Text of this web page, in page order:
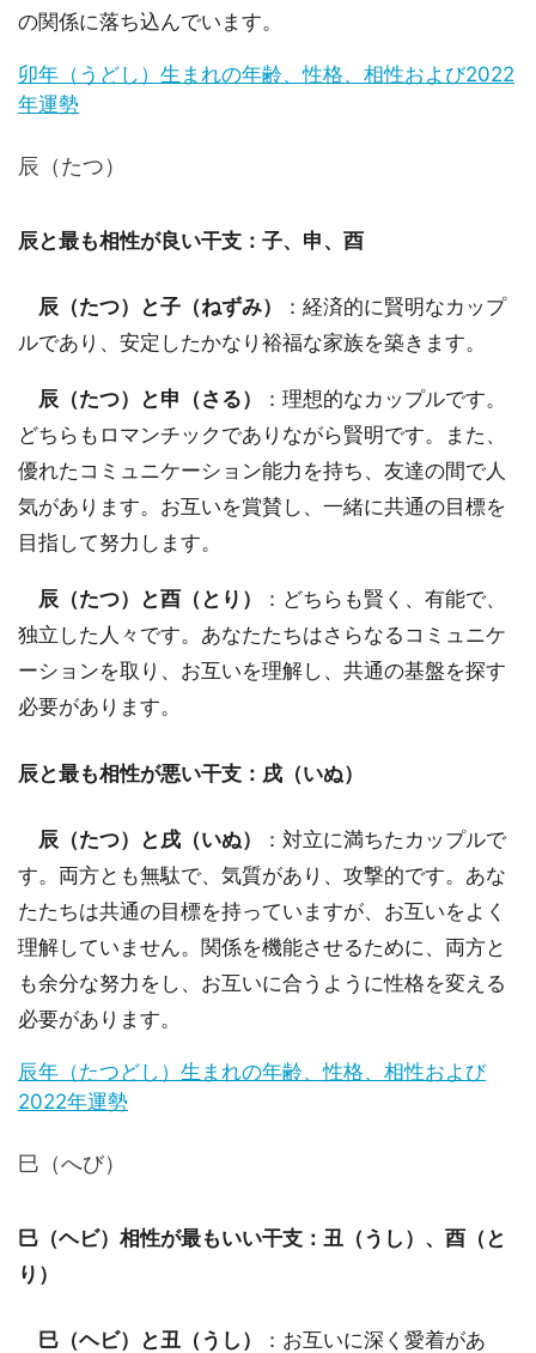
の関係に落ち込んでいます。
卯年（うどし）生まれの年齢、性格、相性および2022
年運勢
辰（たつ）
辰と最も相性が良い干支：子、申、酉
辰（たつ）と子（ねずみ）
：経済的に賢明なカップ
ルであり、安定したかなり裕福な家族を築きます。
辰（たつ）と申（さる）
：理想的なカップルです。
どちらもロマンチックでありながら賢明です。また、
優れたコミュニケーション能力を持ち、友達の間で人
気があります。お互いを賞賛し、一緒に共通の目標を
目指して努力します。
辰（たつ）と酉（とり）
：どちらも賢く、有能で、
独立した人々です。あなたたちはさらなるコミュニケ
ーションを取り、お互いを理解し、共通の基盤を探す
必要があります。
辰と最も相性が悪い干支：戌（いぬ）
辰（たつ）と戌（いぬ）
：対立に満ちたカップルで
す。両方とも無駄で、気質があり、攻撃的です。あな
たたちは共通の目標を持っていますが、お互いをよく
理解していません。関係を機能させるために、両方と
も余分な努力をし、お互いに合うように性格を変える
必要があります。
辰年（たつどし）生まれの年齢、性格、相性および
2022年運勢
巳（へび）
巳（ヘビ）相性が最もいい干支：丑（うし）、酉（と
り）
巳（ヘビ）と丑（うし） ：お互いに深く愛着があ